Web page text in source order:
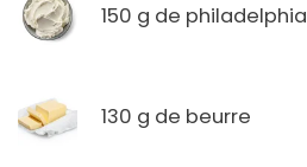
150 g de philadelphia
130 g de beurre